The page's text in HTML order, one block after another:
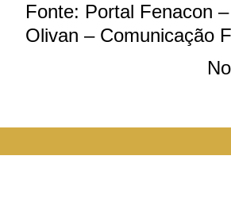
Fonte: Portal Fenacon
Olivan – Comunicação